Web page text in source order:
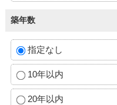
築年数
指定なし
10年以内
20年以内